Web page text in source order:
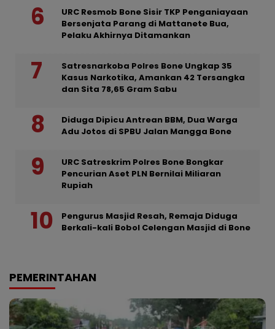
URC Resmob Bone Sisir TKP Penganiayaan
Bersenjata Parang di Mattanete Bua,
Pelaku Akhirnya Ditamankan
Satresnarkoba Polres Bone Ungkap 35
Kasus Narkotika, Amankan 42 Tersangka
dan Sita 78,65 Gram Sabu
Diduga Dipicu Antrean BBM, Dua Warga
Adu Jotos di SPBU Jalan Mangga Bone
URC Satreskrim Polres Bone Bongkar
Pencurian Aset PLN Bernilai Miliaran
Rupiah
Pengurus Masjid Resah, Remaja Diduga
Berkali-kali Bobol Celengan Masjid di Bone
PEMERINTAHAN